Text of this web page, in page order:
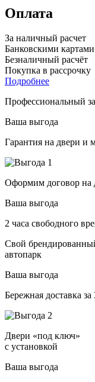
Оплата
За наличный расчет
Банковскими картами
Безналичный расчёт
Покупка в рассрочку
Подробнее
Профессиональный
Ваша выгода
Гарантия на двери и
Оформим договор на
Ваша выгода
2 часа свободного
Свой
автопарк
Ваша выгода
Бережная доставка за
Двери «под ключ»
с установкой
Ваша выгода